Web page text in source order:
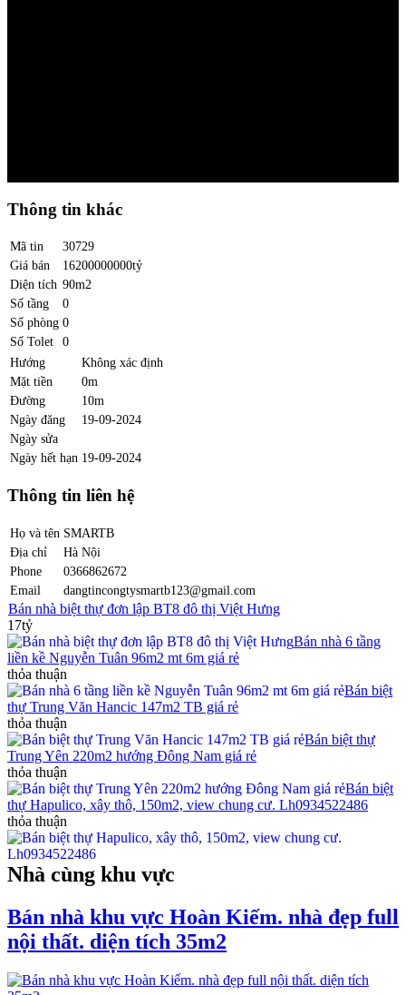
Thông tin khác
Mã tin
30729
Giá bán
16200000000tỷ
Diện tích 90m2
Số tầng
0
Số phòng 0
Số Tolet
0
Hướng
Không xác định
Mặt tiền
0m
Đường
10m
Ngày đăng
19-09-2024
Ngày sửa
Ngày hết hạn 19-09-2024
Thông tin liên hệ
Họ và tên SMARTB
Địa chỉ
Hà Nội
Phone
0366862672
Email
dangtincongtysmartb123@gmail.com
Bán nhà biệt thự đơn lập BT8 đô thị Việt Hưng
17tỷ
Bán nhà 6 tầng
liền kề Nguyễn Tuân 96m2 mt 6m giá rẻ
thỏa thuận
Bán biệt
thự Trung Văn Hancic 147m2 TB giá rẻ
thỏa thuận
Bán biệt thự
Trung Yên 220m2 hướng Đông Nam giá rẻ
thỏa thuận
Bán biệt
thự Hapulico, xây thô, 150m2, view chung cư. Lh0934522486
thỏa thuận
Nhà cùng khu vực
Bán nhà khu vực Hoàn Kiếm. nhà đẹp full
nội thất. diện tích 35m2